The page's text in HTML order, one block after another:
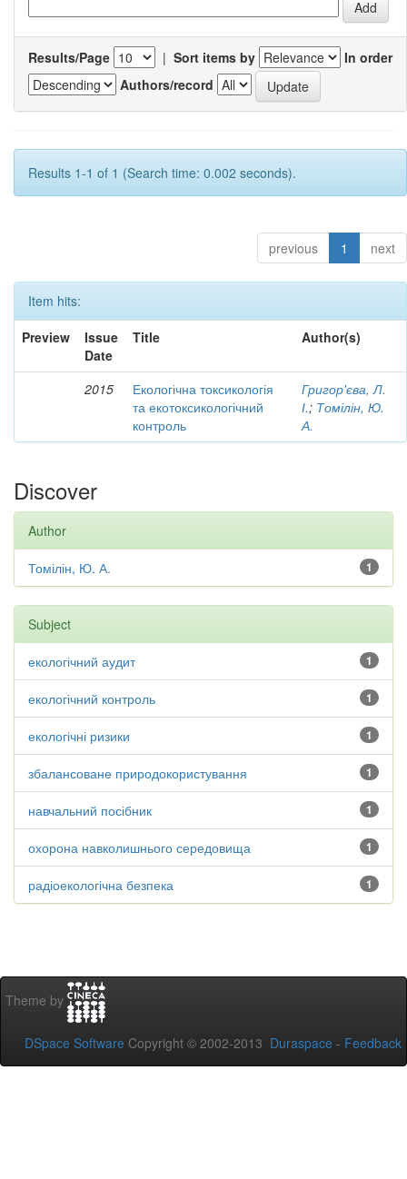
Results/Page | Sort items by
In order
Authors/record
Results 1-1 of 1 (Search time: 0.002 seconds).
previous 1 next
Item hits:
Preview
Issue
Date
Title Author(s)
2015
Екологічна токсикологія
та екотоксикологічний
контроль
Григор'єва, Л.
І.; Томілін, Ю.
А.
Discover
Author
1
Томілін, Ю. А.
Subject
1
екологічний аудит
1
екологічний контроль
1
екологічні ризики
1
збалансоване природокористування
1
навчальний посібник
1
охорона навколишнього середовища
1
радіоекологічна безпека
Theme by
DSpace Software Copyright © 2002-2013 Duraspace - Feedback